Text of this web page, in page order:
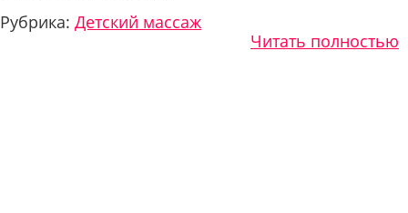
Рубрика: Детский массаж
Читать полностью